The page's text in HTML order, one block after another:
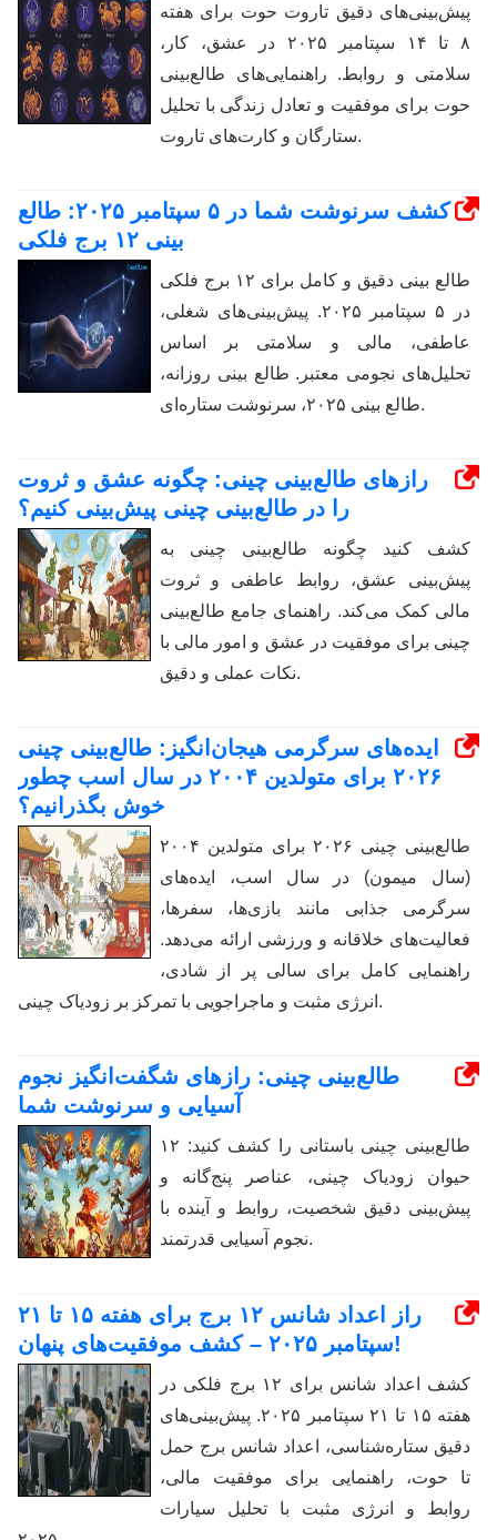
پیش‌بینی‌های دقیق تاروت حوت برای هفته
۸ تا ۱۴ سپتامبر ۲۰۲۵ در عشق، کار،
سلامتی و روابط. راهنمایی‌های طالع‌بینی
حوت برای موفقیت و تعادل زندگی با تحلیل
ستارگان و کارت‌های تاروت.
کشف سرنوشت شما در ۵ سپتامبر ۲۰۲۵: طالع
بینی ۱۲ برج فلکی
طالع بینی دقیق و کامل برای ۱۲ برج فلکی
در ۵ سپتامبر ۲۰۲۵. پیش‌بینی‌های شغلی،
عاطفی، مالی و سلامتی بر اساس
تحلیل‌های نجومی معتبر. طالع بینی روزانه،
طالع بینی ۲۰۲۵، سرنوشت ستاره‌ای.
رازهای طالع‌بینی چینی: چگونه عشق و ثروت
را در طالع‌بینی چینی پیش‌بینی کنیم؟
کشف کنید چگونه طالع‌بینی چینی به
پیش‌بینی عشق، روابط عاطفی و ثروت
مالی کمک می‌کند. راهنمای جامع طالع‌بینی
چینی برای موفقیت در عشق و امور مالی با
نکات عملی و دقیق.
ایده‌های سرگرمی هیجان‌انگیز: طالع‌بینی چینی
۲۰۲۶ برای متولدین ۲۰۰۴ در سال اسب چطور
خوش بگذرانیم؟
طالع‌بینی چینی ۲۰۲۶ برای متولدین ۲۰۰۴
(سال میمون) در سال اسب، ایده‌های
سرگرمی جذابی مانند بازی‌ها، سفرها،
فعالیت‌های خلاقانه و ورزشی ارائه می‌دهد.
راهنمایی کامل برای سالی پر از شادی،
انرژی مثبت و ماجراجویی با تمرکز بر زودیاک چینی.
طالع‌بینی چینی: رازهای شگفت‌انگیز نجوم
آسیایی و سرنوشت شما
طالع‌بینی چینی باستانی را کشف کنید: ۱۲
حیوان زودیاک چینی، عناصر پنج‌گانه و
پیش‌بینی دقیق شخصیت، روابط و آینده با
نجوم آسیایی قدرتمند.
راز اعداد شانس ۱۲ برج برای هفته ۱۵ تا ۲۱
سپتامبر ۲۰۲۵ – کشف موفقیت‌های پنهان!
کشف اعداد شانس برای ۱۲ برج فلکی در
هفته ۱۵ تا ۲۱ سپتامبر ۲۰۲۵. پیش‌بینی‌های
دقیق ستاره‌شناسی، اعداد شانس برج حمل
تا حوت، راهنمایی برای موفقیت مالی،
روابط و انرژی مثبت با تحلیل سیارات